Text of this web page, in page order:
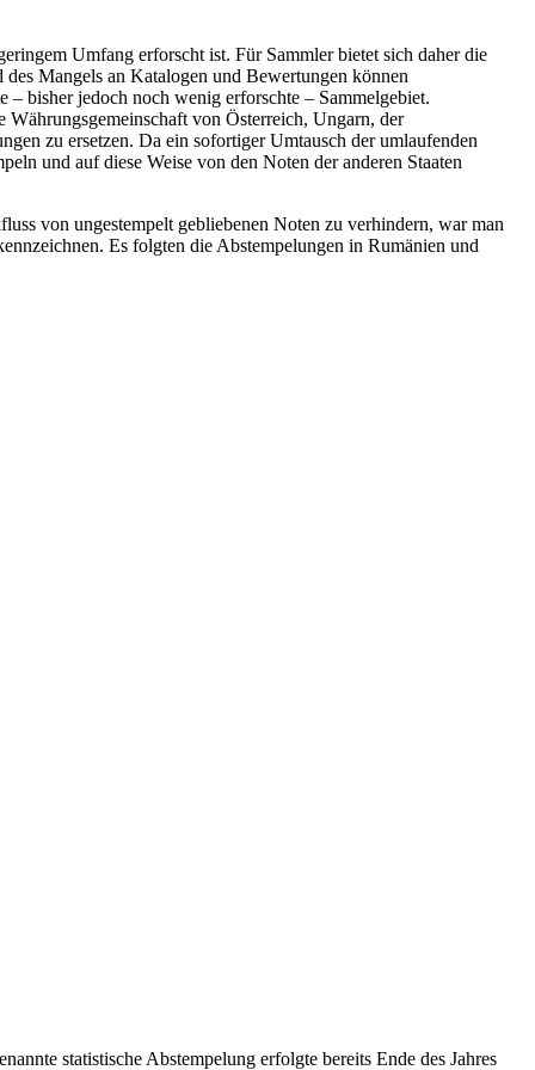
Umfang erforscht ist. Für Sammler bietet sich daher die
Mangels an Katalogen und Bewertungen können
– bisher jedoch noch wenig erforschte – Sammelgebiet.
von Österreich, Ungarn, der
zu ersetzen. Da ein sofortiger Umtausch der umlaufenden
und auf diese Weise von den Noten der anderen Staaten
von ungestempelt gebliebenen Noten zu verhindern, war man
Es folgten die Abstempelungen in Rumänien und
statistische Abstempelung erfolgte bereits Ende des Jahres